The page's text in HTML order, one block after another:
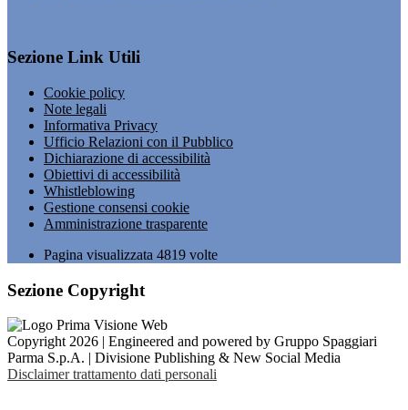
Sezione Link Utili
Cookie policy
Note legali
Informativa Privacy
Ufficio Relazioni con il Pubblico
Dichiarazione di accessibilità
Obiettivi di accessibilità
Whistleblowing
Gestione consensi cookie
Amministrazione trasparente
Pagina visualizzata 4819 volte
Sezione Copyright
Copyright 2026 | Engineered and powered by Gruppo Spaggiari
Parma S.p.A. | Divisione Publishing & New Social Media
Disclaimer trattamento dati personali